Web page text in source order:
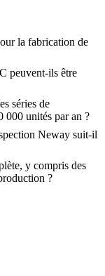
la fabrication de
peuvent-ils être
séries de
000 unités par an ?
Neway suit-il
y compris des
?